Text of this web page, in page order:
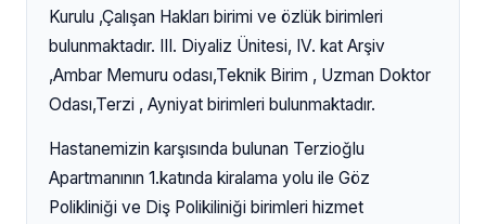
Kurulu ,Çalışan Hakları birimi ve özlük birimleri
bulunmaktadır. III. Diyaliz Ünitesi, IV. kat Arşiv
,Ambar Memuru odası,Teknik Birim , Uzman Doktor
Odası,Terzi , Ayniyat birimleri bulunmaktadır.
Hastanemizin karşısında bulunan Terzioğlu
Apartmanının 1.katında kiralama yolu ile Göz
Polikliniği ve Diş Polikiliniği birimleri hizmet